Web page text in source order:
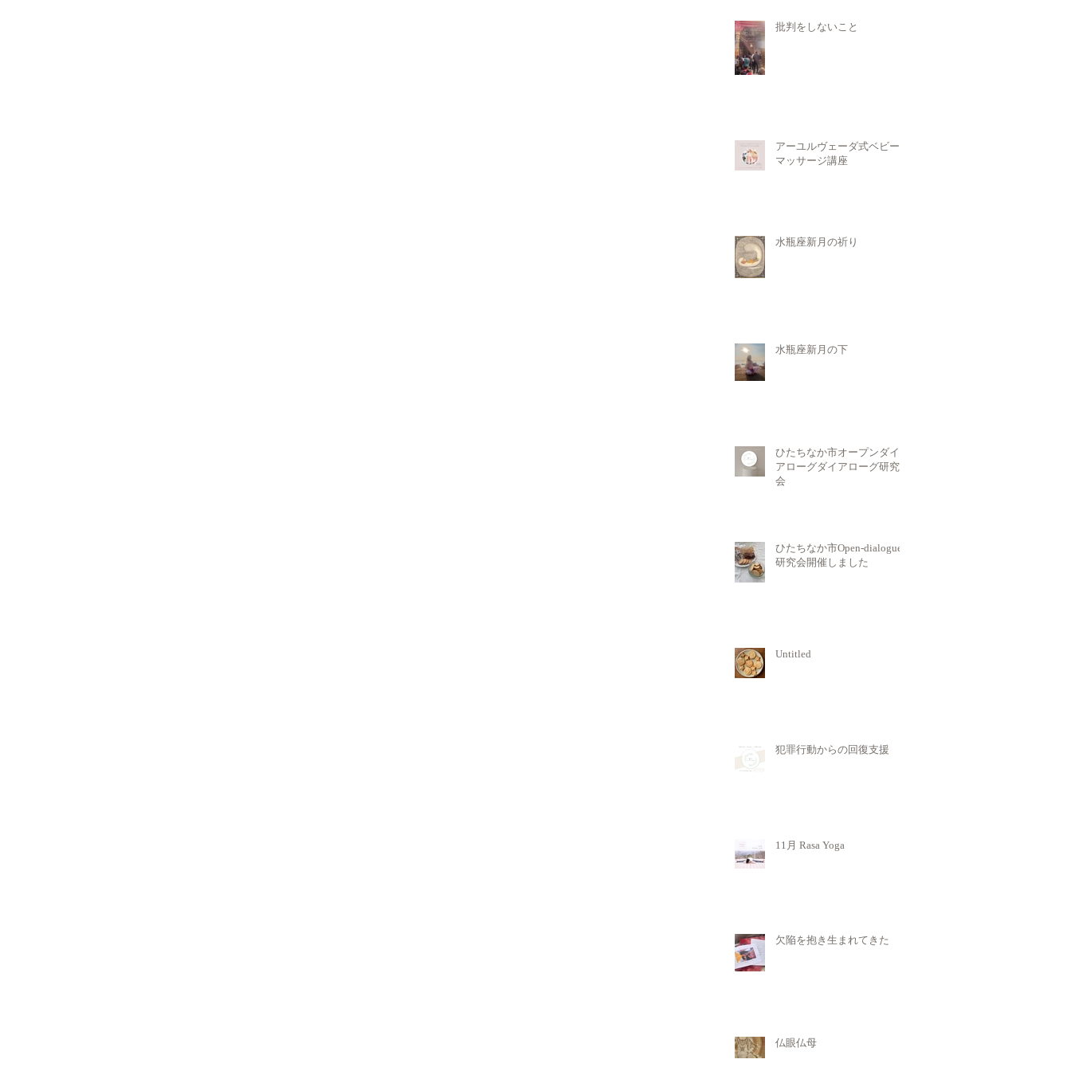
批判をしないこと
アーユルヴェーダ式ベビー
マッサージ講座
水瓶座新月の祈り
水瓶座新月の下
ひたちなか市オープンダイ
アローグダイアローグ研究
会
ひたちなか市Open-dialogue
研究会開催しました
Untitled
犯罪行動からの回復支援
11月 Rasa Yoga
欠陥を抱き生まれてきた
仏眼仏母